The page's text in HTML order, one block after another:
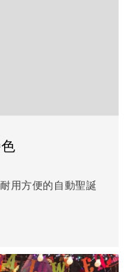
用方便的自動聖誕